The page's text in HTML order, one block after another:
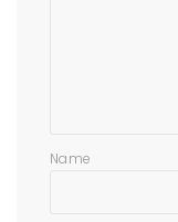
Name